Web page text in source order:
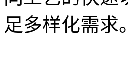
足多样化需求。